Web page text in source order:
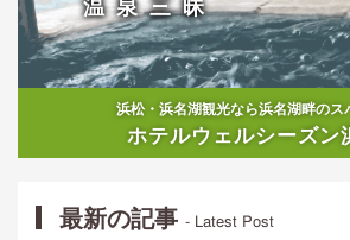
浜松・浜名湖観光なら浜名湖畔のス
ホテルウェルシーズン
最新の記事- Latest Post